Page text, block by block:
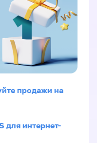
продажи на
для интернет-